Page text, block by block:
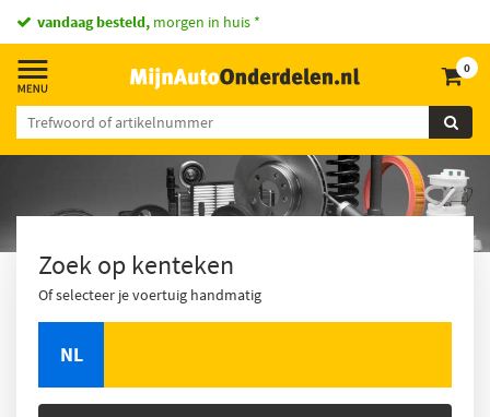
vandaag besteld, morgen in huis *
0
Zoek op kenteken
Of selecteer je voertuig handmatig
NL